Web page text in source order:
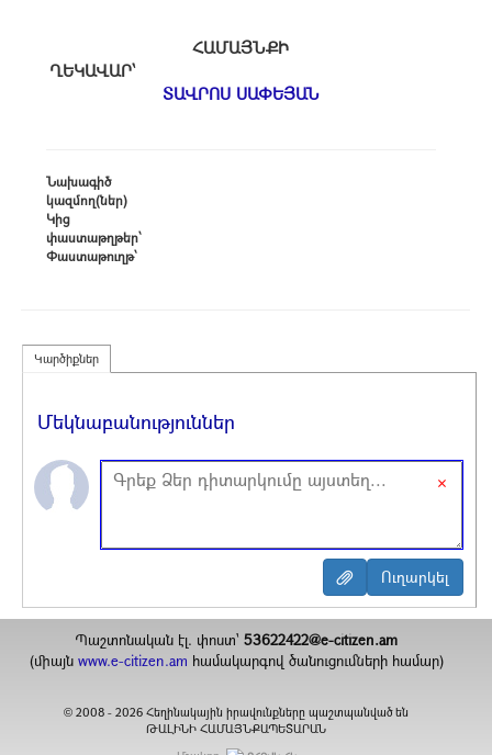
ՀԱՄԱՅՆՔԻ
ՂԵԿԱՎԱՐ՝
ՏԱՎՐՈՍ ՍԱՓԵՅԱՆ
Նախագիծ
կազմող(ներ)
Կից
փաստաթղթեր՝
Փաստաթուղթ՝
Կարծիքներ
Մեկնաբանություններ
×
Պաշտոնական էլ. փոստ`53622422@e-citizen.am
(միայն www.e-citizen.am համակարգով ծանուցումների համար)
© 2008 -2026 Հեղինակային իրավունքները պաշտպանված են
ԹԱԼԻՆԻ ՀԱՄԱՅՆՔԱՊԵՏԱՐԱՆ